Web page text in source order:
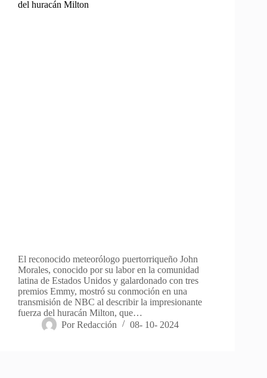
del huracán Milton
El reconocido meteorólogo puertorriqueño John
Morales, conocido por su labor en la comunidad
latina de Estados Unidos y galardonado con tres
premios Emmy, mostró su conmoción en una
transmisión de NBC al describir la impresionante
fuerza del huracán Milton, que…
Por Redacción 08- 10- 2024